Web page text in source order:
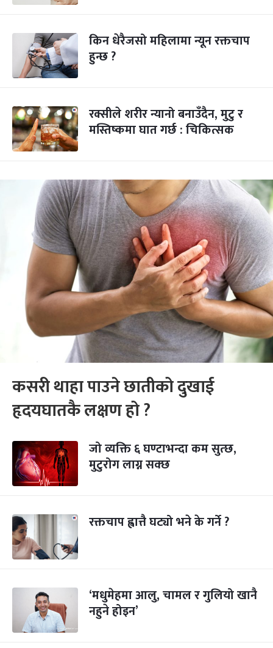
किन धेरैजसो महिलामा न्यून रक्तचाप
हुन्छ ?
रक्सीले शरीर न्यानो बनाउँदैन, मुटु र
मस्तिष्कमा घात गर्छ : चिकित्सक
कसरी थाहा पाउने छातीको दुखाई
हृदयघातकै लक्षण हो ?
जो व्यक्ति ६ घण्टाभन्दा कम सुत्छ,
मुटुरोग लाग्न सक्छ
रक्तचाप ह्वात्तै घट्यो भने के गर्ने ?
‘मधुमेहमा आलु, चामल र गुलियो खानै
नहुने होइन’